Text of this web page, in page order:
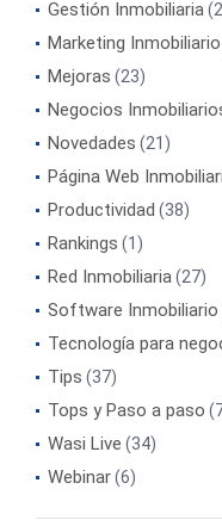
Gestión Inmobiliaria
Marketing Inmobiliario
Mejoras (23)
Negocios
Novedades (21)
Página Web
Productividad (38)
Rankings (1)
Red Inmobiliaria(27)
Software Inmobiliario
Tecnología para
Tips (37)
Tops y Paso a paso
Wasi Live (34)
Webinar(6)